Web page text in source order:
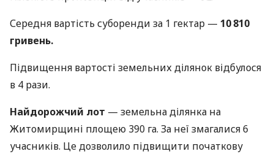
Середня вартість суборенди за 1 гектар — 10 810
гривень.
Підвищення вартості земельних ділянок відбулося
в 4 рази.
Найдорожчий лот — земельна ділянка на
Житомирщині площею 390 га. За неї змагалися 6
учасників. Це дозволило підвищити початкову